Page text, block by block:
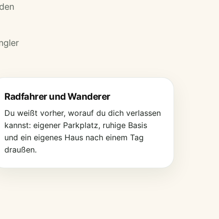
Radfahrer und Wanderer
Du weißt vorher, worauf du dich verlassen
kannst: eigener Parkplatz, ruhige Basis
und ein eigenes Haus nach einem Tag
draußen.